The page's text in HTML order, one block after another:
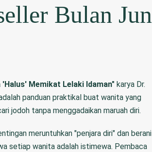
Bulan Jun
'Halus' Memikat Lelaki Idaman" karya Dr.
panduan praktikal buat wanita yang
jodoh tanpa menggadaikan maruah diri.
meruntuhkan "penjara diri" dan berani
setiap wanita adalah istimewa. Pembaca